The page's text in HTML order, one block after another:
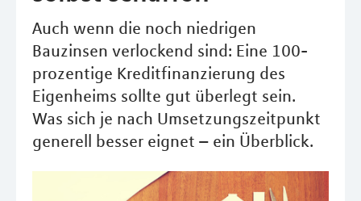
Auch wenn die noch niedrigen
Bauzinsen verlockend sind: Eine 100-
prozentige Kreditfinanzierung des
Eigenheims sollte gut überlegt sein.
Was sich je nach Umsetzungszeitpunkt
generell besser eignet – ein Überblick.